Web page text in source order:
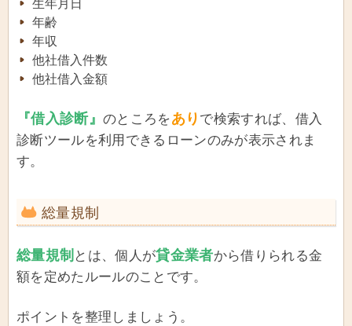
生年月日
年齢
年収
他社借入件数
他社借入金額
『借入診断』のところをあり で検索すれば、借入
診断ツールを利用できるローンのみが表示されま
す。
総量規制
総量規制 とは、個人が貸金業者から借りられる金
額を定めたルールのことです。
ポイントを整理しましょう。